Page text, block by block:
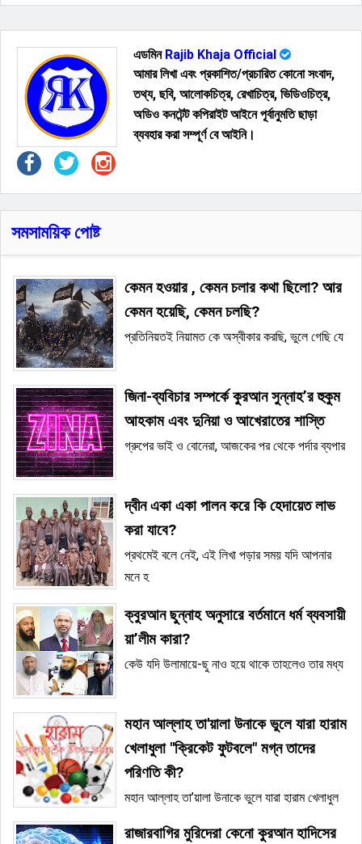
এডমিন Rajib Khaja Official
আমার লিখা এবং প্রকাশিত/প্রচারিত কোনো সংবাদ,
তথ্য, ছবি, আলোকচিত্র, রেখাচিত্র, ভিডিওচিত্র,
অডিও কনটেন্ট কপিরাইট আইনে পূর্বানুমতি ছাড়া
ব্যবহার করা সম্পূর্ণ বে আইনি।
সমসাময়িক পোষ্ট
কেমন হওয়ার , কেমন চলার কথা ছিলো? আর
কেমন হয়েছি, কেমন চলছি?
প্রতিনিয়তই নিয়ামত কে অস্বীকার করছি, ভুলে গেছি যে
জিনা-ব্যবিচার সম্পর্কে কুরআন সুন্নাহ’র হুকুম
আহকাম এবং দুনিয়া ও আখেরাতের শাস্তি
গ্রুপের ভাই ও বোনেরা, আজকের পর থেকে পর্দার ব্যপার
দ্বীন একা একা পালন করে কি হেদায়েত লাভ
করা যাবে?
প্রথমেই বলে নেই, এই লিখা পড়ার সময় যদি আপনার
মনে হ
ক্বুরআন ছুন্নাহ অনুসারে বর্তমানে ধর্ম ব্যবসায়ী
য়া’লীম কারা?
কেউ যদি উলামায়ে-ছু নাও হয়ে থাকে তাহলেও তার মধ্য
মহান আল্লাহ তা'য়ালা উনাকে ভুলে যারা হারাম
খেলাধুলা "ক্রিকেট ফুটবলে" মগ্ন তাদের
পরিণতি কী?
মহান আল্লাহ তা’য়ালা উনাকে ভুলে যারা হারাম খেলাধুল
রাজারবাগির মুরিদেরা কেনো কুরআন হাদিসের